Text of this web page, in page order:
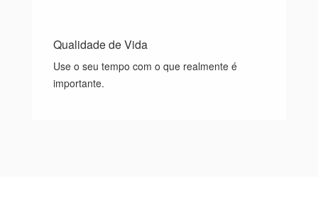
Qualidade de Vida
Use o seu tempo com o que realmente é
importante.